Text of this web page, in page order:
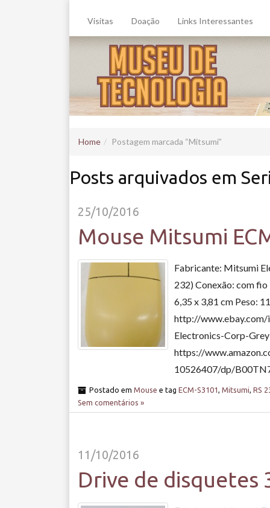
Visitas Doação Links Interessantes
Home Postagem marcada Mitsumi
Posts arquivados em
25/10/2016
Mouse Mitsumi
Fabricante: Mitsumi
232) Conexão: com
6,35 x 3,81 cm Peso:
http://
Electronics-Corp-
https://
10526407/dp/
Postado em Mouse e tag ECM-S3101 Mitsumi RS
Sem comentários »
11/10/2016
Drive de